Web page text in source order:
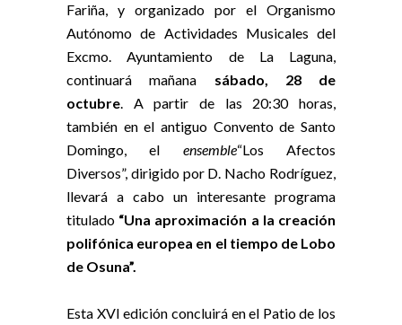
Fariña, y organizado por el Organismo
Autónomo de Actividades Musicales del
Excmo. Ayuntamiento de La Laguna,
continuará mañana sábado, 28 de
octubre. A partir de las 20:30 horas,
también en el antiguo Convento de Santo
Domingo, el ensemble“Los Afectos
Diversos”, dirigido por D. Nacho Rodríguez,
llevará a cabo un interesante programa
titulado “Una aproximación a la creación
polifónica europea en el tiempo de Lobo
de Osuna”.
Esta XVI edición concluirá en el Patio de los